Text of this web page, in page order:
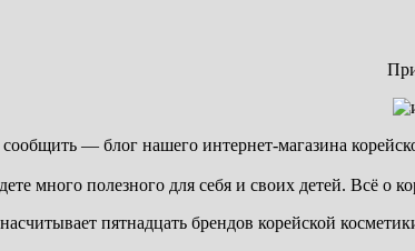
— блог нашего интернет-магазина
много полезного для себя и своих детей. Всё о
пятнадцать брендов корейской